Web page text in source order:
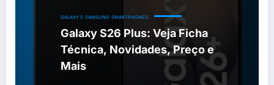
GALAXY S SAMSUNG SMARTPHONES
Galaxy S26 Plus: Veja Ficha
Técnica, Novidades, Preço e
Mais